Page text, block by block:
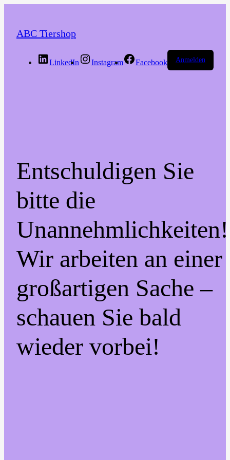
ABC Tiershop
LinkedIn Instagram Facebook Anmelden
Entschuldigen Sie
bitte die
Unannehmlichkeiten!
Wir arbeiten an einer
großartigen Sache –
schauen Sie bald
wieder vorbei!